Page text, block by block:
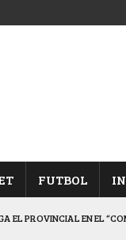
FUTBOL
EL PROVINCIAL EN EL